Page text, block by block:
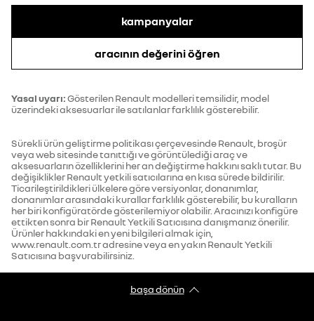
TASARIM
LED arka stoplar
Alpine tasarım dış detaylar
Alpine tasarım iç detaylar
LED iç aydınlatma
LED sinyalli yıldız siyah yan aynalar
20" alüminyum alaşım jantlar
Lastik Ebatları 245/45 R20
Hacimler
Azami Bagaj Hacmi (dm3) 1900
Bagaj Hacmi (dm3) 627
Kapasite
Yakıt Deposu Kapasitesi (litre) 55
kampanyalar
aracının değerini öğren
Yasal uyarı:Gösterilen Renault modelleri temsilidir, model
üzerindeki aksesuarlar ile satılanlar farklılık gösterebilir.
Sürekli ürün geliştirme politikası çerçevesinde Renault, broşür
veya web sitesinde tanıttığı ve görüntülediği araç ve
aksesuarların özelliklerini her an değiştirme hakkını saklı tutar. Bu
değişiklikler Renault yetkili satıcılarına en kısa sürede bildirilir.
Ticarileştirildikleri ülkelere göre versiyonlar, donanımlar,
donanımlar arasındaki kurallar farklılık gösterebilir, bu kuralların
her biri konfigüratörde gösterilemiyor olabilir. Aracınızı konfigüre
ettikten sonra bir Renault Yetkili Satıcısına danışmanız önerilir.
Ürünler hakkındaki en yeni bilgileri almak için,
www.renault.com.tr adresine veya en yakın Renault Yetkili
Satıcısına başvurabilirsiniz.
başa dönün